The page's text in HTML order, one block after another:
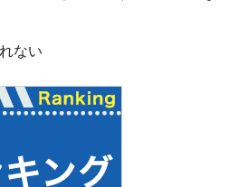
ない